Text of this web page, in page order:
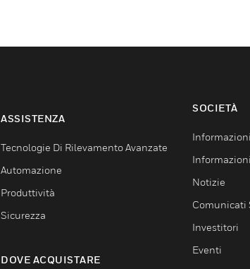
ASSISTENZA
Tecnologie Di Rilevamento Avanzate
Automazione
Produttività
Sicurezza
DOVE ACQUISTARE
SOCIETÀ
Notizie
Comunicati
Investitori
Eventi